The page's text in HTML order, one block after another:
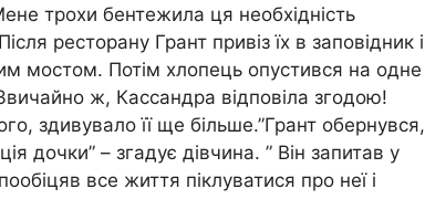
трохи бентежила ця необхідність
ресторану Грант привіз їх в заповідник і
мостом. Потім хлопець опустився на одне
ж, Кассандра відповіла згодою!
здивувало її ще більше.”Грант обернувся,
дочки” – згадує дівчина. ” Він запитав у
все життя піклуватися про неї і